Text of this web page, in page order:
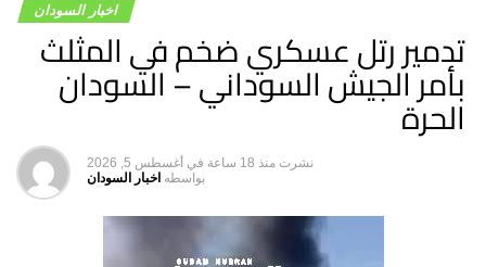
اخبار السودان
تدمير رتل عسكري ضخم في المثلث
بأمر الجيش السوداني – السودان
الحرة
نشرت منذ 18 ساعة في أغسطس 5, 2026
بواسطه اخبار السودان